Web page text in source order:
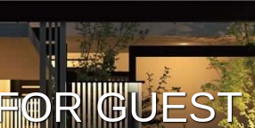
GUEST